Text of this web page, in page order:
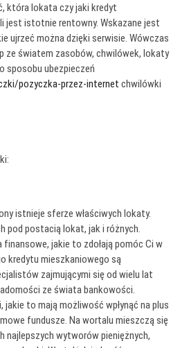
która lokata czy jaki kredyt
jest istotnie rentowny. Wskazane jest
ujrzeć można dzięki serwisie. Wówczas
ze światem zasobów, chwilówek, lokaty
sposobu ubezpieczeń
pozyczka-przez-internet chwilówki
istnieje sferze właściwych lokaty.
pod postacią lokat, jak i różnych.
jakie to zdołają pomóc Ci w
kredytu mieszkaniowego są
zajmującymi się od wielu lat
ze świata bankowości.
to mają możliwość wpłynąć na plus
fundusze. Na wortalu mieszczą się
najlepszych wytworów pieniężnych,